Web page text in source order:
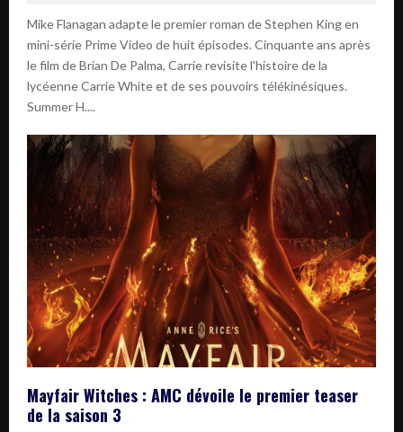
Mike Flanagan adapte le premier roman de Stephen King en
mini-série Prime Video de huit épisodes. Cinquante ans après
le film de Brian De Palma, Carrie revisite l'histoire de la
lycéenne Carrie White et de ses pouvoirs télékinésiques.
Summer H....
Mayfair Witches : AMC dévoile le premier teaser
de la saison 3